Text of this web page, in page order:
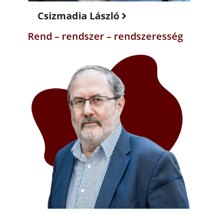
Csizmadia László
Rend – rendszer – rendszeresség